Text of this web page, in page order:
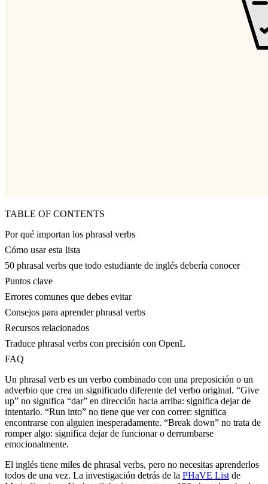
TABLE OF CONTENTS
Por qué importan los phrasal verbs
Cómo usar esta lista
50 phrasal verbs que todo estudiante de inglés debería conocer
Puntos clave
Errores comunes que debes evitar
Consejos para aprender phrasal verbs
Recursos relacionados
Traduce phrasal verbs con precisión con OpenL
FAQ
Un phrasal verb es un verbo combinado con una preposición o un
adverbio que crea un significado diferente del verbo original. “Give
up” no significa “dar” en dirección hacia arriba: significa dejar de
intentarlo. “Run into” no tiene que ver con correr: significa
encontrarse con alguien inesperadamente. “Break down” no trata de
romper algo: significa dejar de funcionar o derrumbarse
emocionalmente.
El inglés tiene miles de phrasal verbs, pero no necesitas aprenderlos
todos de una vez. La investigación detrás de la PHaVE List de